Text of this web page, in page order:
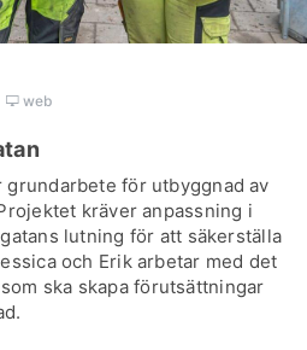
web
för utbyggnad av
kräver anpassning i
lutning för att säkerställa
och Erik arbetar med det
ska skapa förutsättningar